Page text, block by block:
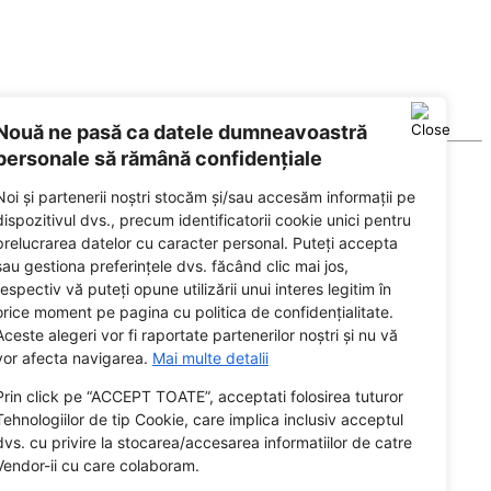
ne pasă ca datele dumneavoastră
să rămână confidențiale
și partenerii noștri stocăm și/sau accesăm informații pe
dvs., precum identificatorii cookie unici pentru
datelor cu caracter personal. Puteți accepta
gestiona preferințele dvs. făcând clic mai jos,
vă puteți opune utilizării unui interes legitim în
moment pe pagina cu politica de confidențialitate.
alegeri vor fi raportate partenerilor noștri și nu vă
afecta navigarea. Mai multe detalii
click pe “ACCEPT TOATE”, acceptati folosirea tuturor
de tip Cookie, care implica inclusiv acceptul
cu privire la stocarea/accesarea informatiilor de catre
ii cu care colaboram.